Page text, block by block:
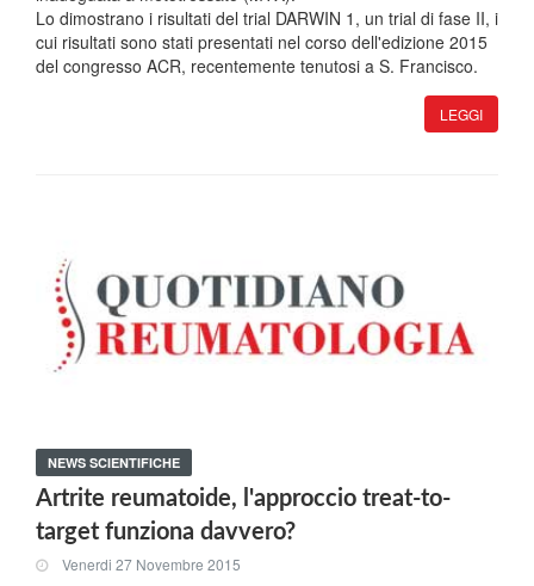
Lo dimostrano i risultati del trial DARWIN 1, un trial di fase II, i
cui risultati sono stati presentati nel corso dell'edizione 2015
del congresso ACR, recentemente tenutosi a S. Francisco.
LEGGI
NEWS SCIENTIFICHE
Artrite reumatoide, l'approccio treat-to-
target funziona davvero?
Venerdi 27 Novembre 2015